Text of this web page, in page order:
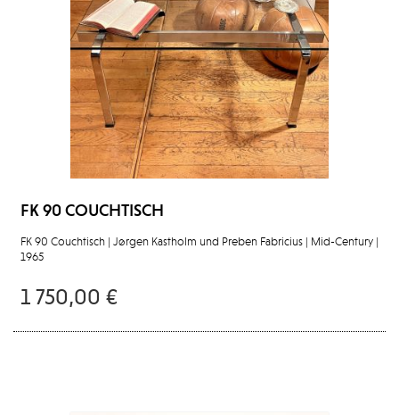
FK 90 COUCHTISCH
FK 90 Couchtisch | Jørgen Kastholm und Preben Fabricius | Mid-Century |
1965
1 750,00 €